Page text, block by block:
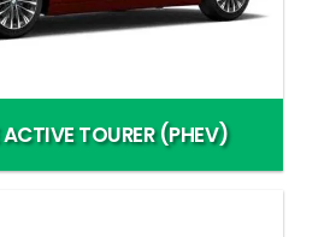
TOURER (PHEV)